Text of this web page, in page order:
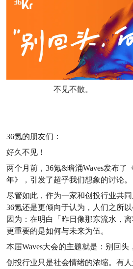
不见不散。
36氪的朋友们：
好久不见！
两个月前，36氪&暗涌Waves发布了
年》，引发了超乎我们想象的讨论。
尽管如此，作为一家和创投行业共
36氪还是更倾向于认为，人们之所
因为：在明白「昨日像那东流水，
更重要的是如何与未来为伍。
本届Waves大会的主题就是：别回头
创投行业只是社会情绪的浓缩。有